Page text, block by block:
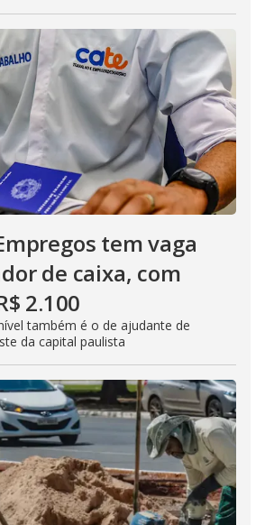
tem vaga
de caixa, com
2.100
também é o de ajudante de
da capital paulista